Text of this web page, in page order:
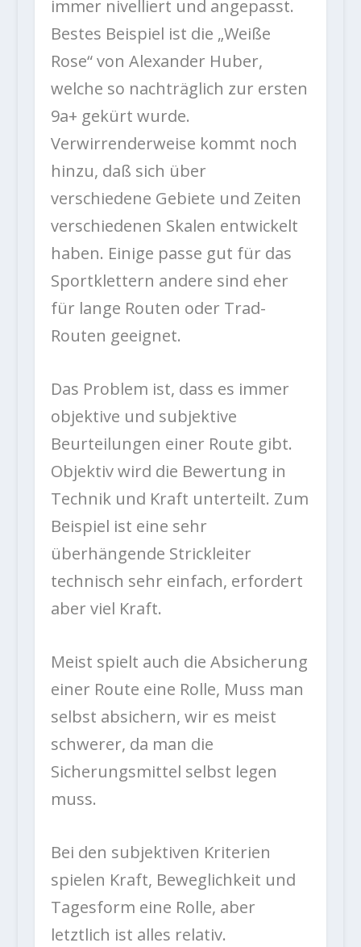
immer nivelliert und angepasst.
Bestes Beispiel ist die „Weiße
Rose“ von Alexander Huber,
welche so nachträglich zur ersten
9a+ gekürt wurde.
Verwirrenderweise kommt noch
hinzu, daß sich über
verschiedene Gebiete und Zeiten
verschiedenen Skalen entwickelt
haben. Einige passe gut für das
Sportklettern andere sind eher
für lange Routen oder Trad-
Routen geeignet.
Das Problem ist, dass es immer
objektive und subjektive
Beurteilungen einer Route gibt.
Objektiv wird die Bewertung in
Technik und Kraft unterteilt. Zum
Beispiel ist eine sehr
überhängende Strickleiter
technisch sehr einfach, erfordert
aber viel Kraft.
Meist spielt auch die Absicherung
einer Route eine Rolle, Muss man
selbst absichern, wir es meist
schwerer, da man die
Sicherungsmittel selbst legen
muss.
Bei den subjektiven Kriterien
spielen Kraft, Beweglichkeit und
Tagesform eine Rolle, aber
letztlich ist alles relativ.